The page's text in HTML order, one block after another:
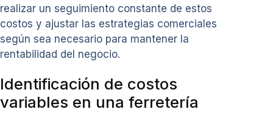
realizar un seguimiento constante de estos
costos y ajustar las estrategias comerciales
según sea necesario para mantener la
rentabilidad del negocio.
Identificación de costos
variables en una ferretería